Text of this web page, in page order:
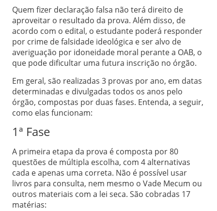
Quem fizer declaração falsa não terá direito de
aproveitar o resultado da prova. Além disso, de
acordo com o edital, o estudante poderá responder
por crime de falsidade ideológica e ser alvo de
averiguação por idoneidade moral perante a OAB, o
que pode dificultar uma futura inscrição no órgão.
Em geral, são realizadas 3 provas por ano, em datas
determinadas e divulgadas todos os anos pelo
órgão, compostas por duas fases. Entenda, a seguir,
como elas funcionam:
1ª Fase
A primeira etapa da prova é composta por 80
questões de múltipla escolha, com 4 alternativas
cada e apenas uma correta. Não é possível usar
livros para consulta, nem mesmo o Vade Mecum ou
outros materiais com a lei seca. São cobradas 17
matérias: